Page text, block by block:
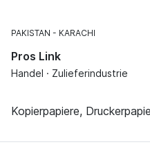
PAKISTAN KARACHI
Pros Link
Handel · Zulieferindustrie
Kopierpapiere,